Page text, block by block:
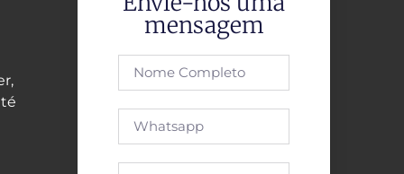
mensagem